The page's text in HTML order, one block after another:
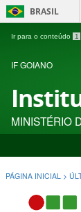
BRASIL
Ir para o conteúdo 1
IF GOIANO
MINISTÉRIO
PÁGINA INICIAL >